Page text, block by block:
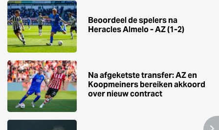
Beoordeel de spelers na
Heracles Almelo - AZ (1-2)
Na afgeketste transfer: AZ en
Koopmeiners bereiken akkoord
over nieuw contract